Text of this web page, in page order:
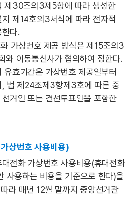
제30조의3제5항에 따라 생성한
제14호의3서식에 따라 전자적
다.
가상번호 제공 방식은 제15조의3
와 이동통신사가 협의하여 정한다.
효기간은 가상번호 제공일부터
, 법 제24조제3항제3호에 따른 중
거일 또는 결선투표일을 포함한
상번호 사용비용)
전화 가상번호 사용비용(휴대전화
사용하는 비용을 기준으로 한다)을
라 매년 12월 말까지 중앙선거관